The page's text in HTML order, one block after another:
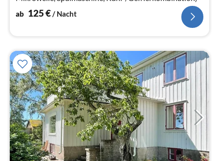
ab 125€/ Nacht